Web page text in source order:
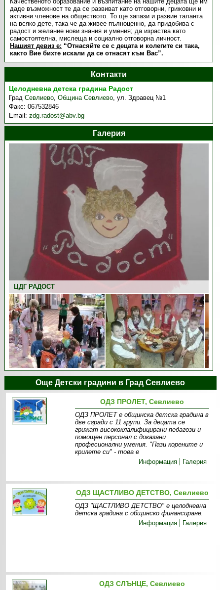
даде възможност те да се развиват като отговорни, грижовни и
активни членове на обществото. То ще запази и развие таланта
на всяко дете, така че да живее пълноценно, да придобива с
радост и желание нови знания и умения; да израства като
самостоятелна, мислеща и социално отговорна личност.
Нашият девиз е: “Отнасяйте се с децата и колегите си така,
както Вие бихте искали да се отнасят към Вас”.
Контакти
Целодневна детска градина Радост
ГрадСевлиево,Община Севлиево,ул. Здравец №1
Факс:067532846
Email:zdg.radost@abv.bg
Галерия
ЦДГ РАДОСТ
ЦДГ РАДОСТ
Още Детски градини в Град Севлиево
ОДЗ ПРОЛЕТ, Севлиево
ОДЗ ПРОЛЕТ е общинска детска градина в
две сгради с 11 групи. За децата се
грижат висококлалифицирани педагози и
помощен персонал с доказани
професионални умения. "Пази корените и
крилете си" - това е
Информация
Галерия
ОДЗ ЩАСТЛИВО ДЕТСТВО, Севлиево
ОДЗ "ЩАСТЛИВО ДЕТСТВО" е целодневна
детска градина с общинско финансиране .
Информация
Галерия
ОДЗ СЛЪНЦЕ, Севлиево